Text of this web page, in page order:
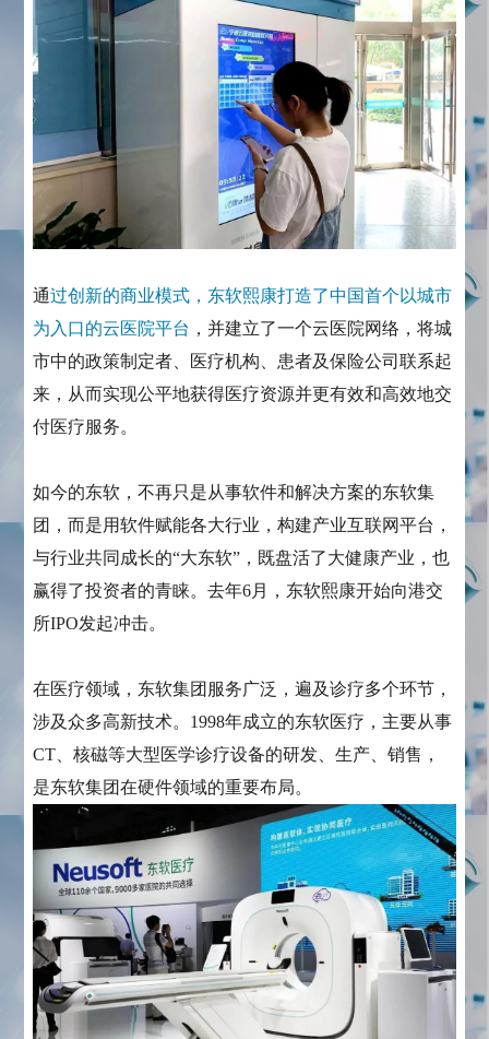
通过创新的商业模式，东软熙康打造了中国首个以城市
为入口的云医院平台 ，并建立了一个云医院网络，将城
市中的政策制定者、医疗机构、患者及保险公司联系起
来，从而实现公平地获得医疗资源并更有效和高效地交
付医疗服务。
如今的东软，不再只是从事软件和解决方案的东软集
团，而是用软件赋能各大行业，构建产业互联网平台，
与行业共同成长的“大东软”，既盘活了大健康产业，也
赢得了投资者的青睐。去年6月，东软熙康开始向港交
所IPO发起冲击。
在医疗领域，东软集团服务广泛，遍及诊疗多个环节，
涉及众多高新技术。1998年成立的东软医疗，主要从事
CT、核磁等大型医学诊疗设备的研发、生产、销售，
是东软集团在硬件领域的重要布局。